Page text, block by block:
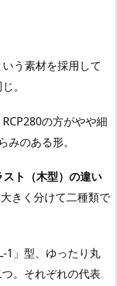
う素材を採用して
。
の方がやや細
のある形。
スト（木型）の違い
きく分けて二種類で
1」型、ゆったり丸
。それぞれの代表